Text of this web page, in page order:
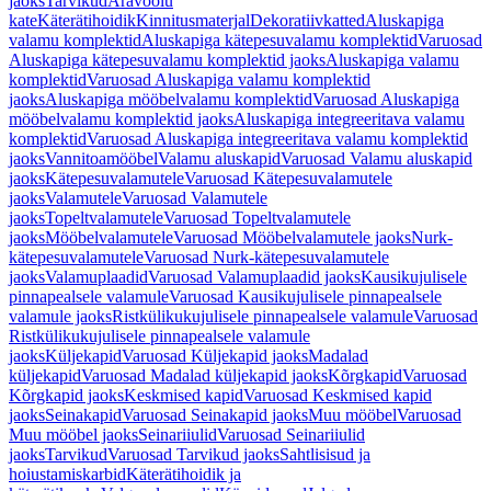
kateKäterätihoidikKinnitusmaterjalDekoratiivkattedAluskapiga
valamu komplektidAluskapiga kätepesuvalamu komplektidVaruosad
Aluskapiga kätepesuvalamu komplektid jaoksAluskapiga valamu
komplektidVaruosad Aluskapiga valamu komplektid
jaoksAluskapiga mööbelvalamu komplektidVaruosad Aluskapiga
mööbelvalamu komplektid jaoksAluskapiga integreeritava valamu
komplektidVaruosad Aluskapiga integreeritava valamu komplektid
jaoksVannitoamööbelValamu aluskapidVaruosad Valamu aluskapid
jaoksKätepesuvalamuteleVaruosad Kätepesuvalamutele
jaoksValamuteleVaruosad Valamutele
jaoksTopeltvalamuteleVaruosad Topeltvalamutele
jaoksMööbelvalamuteleVaruosad Mööbelvalamutele jaoksNurk-
kätepesuvalamuteleVaruosad Nurk-kätepesuvalamutele
jaoksValamuplaadidVaruosad Valamuplaadid jaoksKausikujulisele
pinnapealsele valamuleVaruosad Kausikujulisele pinnapealsele
valamule jaoksRistkülikukujulisele pinnapealsele valamuleVaruosad
Ristkülikukujulisele pinnapealsele valamule
jaoksKüljekapidVaruosad Küljekapid jaoksMadalad
küljekapidVaruosad Madalad küljekapid jaoksKõrgkapidVaruosad
Kõrgkapid jaoksKeskmised kapidVaruosad Keskmised kapid
jaoksSeinakapidVaruosad Seinakapid jaoksMuu mööbelVaruosad
Muu mööbel jaoksSeinariiulidVaruosad Seinariiulid
jaoksTarvikudVaruosad Tarvikud jaoksSahtlisisud ja
hoiustamiskarbidKäterätihoidik ja